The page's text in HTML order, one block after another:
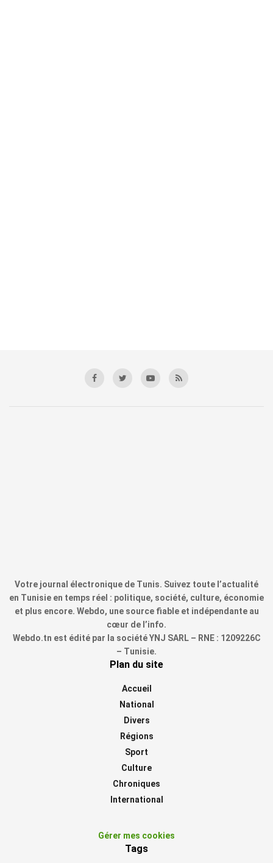
Votre journal électronique de Tunis. Suivez toute l’actualité
en Tunisie en temps réel : politique, société, culture, économie
et plus encore. Webdo, une source fiable et indépendante au
cœur de l’info.
Webdo.tn est édité par la société YNJ SARL – RNE : 1209226C
– Tunisie.
Plan du site
Accueil
National
Divers
Régions
Sport
Culture
Chroniques
International
Gérer mes cookies
Tags